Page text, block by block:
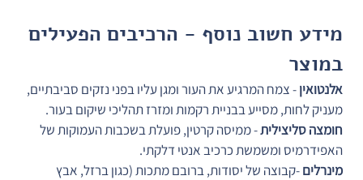
מידע חשוב נוסף - הרכיבים הפעילים
במוצר
אלנטואין - צמח המרגיע את העור ומגן עליו בפני נזקים סביבתיים,
מעניק לחות, מסייע בבניית רקמות ומזרז תהליכי שיקום בעור.
חומצה סליצילית - ממיסה קרטין, פועלת בשכבות העמוקות של
האפידרמיס ומשמשת כרכיב אנטי דלקתי.
מינרלים -קבוצה של יסודות, ברובם מתכות (כגון ברזל, אבץ